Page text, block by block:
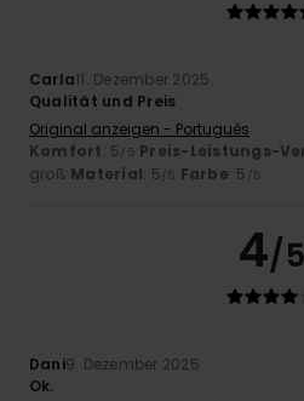
Carla11. Dezember 2025
Qualität und Preis
Original anzeigen - Português
Komfort: 5 /5 Preis-Leistungs-
groß Material: 5 /5 Farbe: 5 /5
4/5
Dani9. Dezember 2025
Ok.